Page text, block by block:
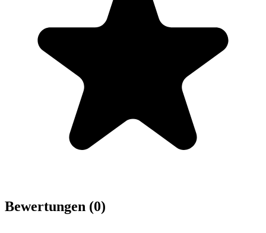
Bewertungen (0)